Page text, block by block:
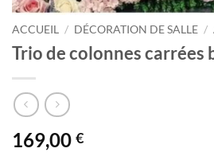
ACCUEIL / DÉCORATION DE SALLE /
Trio de colonnes carrées
169,00 €